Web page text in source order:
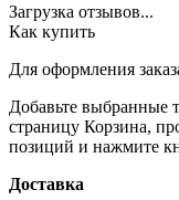
Загрузка отзывов...
Как купить
Для оформления
Добавьте выбранные
страницу Корзина,
позиций и нажмите
Доставка